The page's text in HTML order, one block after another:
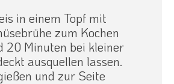
in einem Topf mit
zum Kochen
20 Minuten bei kleiner
ausquellen lassen.
und zur Seite